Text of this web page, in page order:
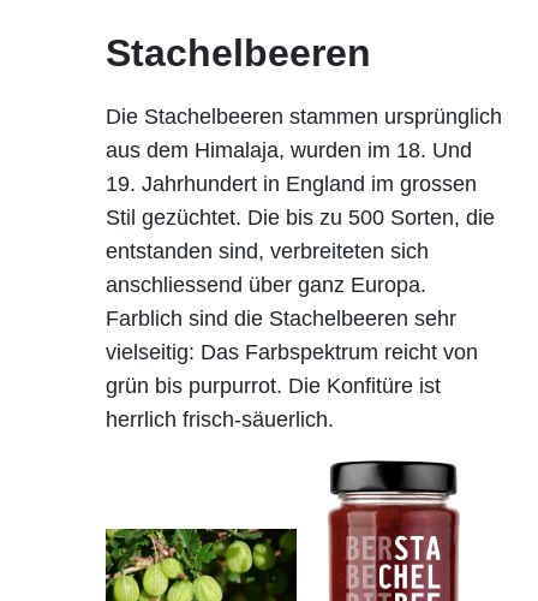
Stachelbeeren
Die Stachelbeeren stammen ursprünglich
aus dem Himalaja, wurden im 18. Und
19. Jahrhundert in England im grossen
Stil gezüchtet. Die bis zu 500 Sorten, die
entstanden sind, verbreiteten sich
anschliessend über ganz Europa.
Farblich sind die Stachelbeeren sehr
vielseitig: Das Farbspektrum reicht von
grün bis purpurrot. Die Konfitüre ist
herrlich frisch-säuerlich.